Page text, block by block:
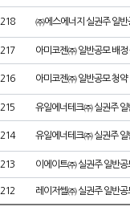
218 ㈜에스에너지 실권주 일반
217 아미코젠㈜ 일반공모 배정
216 아미코젠㈜ 일반공모 청약
215 유일에너테크㈜ 실권주 일
214 유일에너테크㈜ 실권주 일
213 이에이트㈜ 실권주 일반공
212 레이저쎌㈜ 실권주 일반공